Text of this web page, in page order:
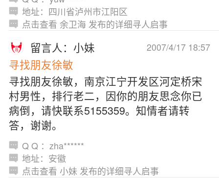
地址：四川省泸州市江阳区
点击查看 余卫海 发布的详细寻人启事
2007/4/17 18:57
留言人：小妹
寻找朋友徐敏
寻找朋友徐敏，南京江宁开发区河定桥宋
村男性，排行老二，因你的朋友思念你已
病倒，请快联系5155359。知情者请转
答，谢谢。
Q Q ：zha******
地址：安徽
点击查看 小妹 发布的详细寻人启事